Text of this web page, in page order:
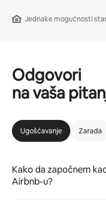
Jednake mogućnosti
Odgovori
na vaša
Ugošćavanje Zarada
Kako da započnem
Airbnb-u?